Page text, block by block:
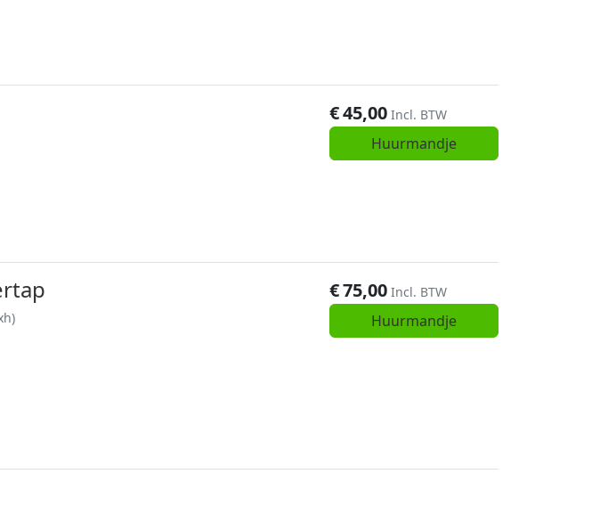
€45,00 Incl. BTW
Huurmandje
€75,00 Incl. BTW
Huurmandje